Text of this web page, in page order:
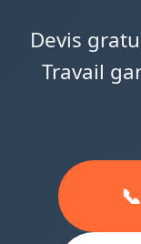
Devis
Travail